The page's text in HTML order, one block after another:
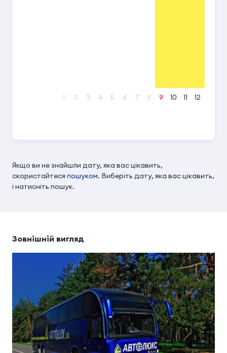
1 2 3 4 5 6 7 8 9 10 11 12
Якщо ви не знайшли дату, яка вас цікавить,
скористайтеся пошуком. Виберіть дату, яка вас цікавить,
і натисніть пошук.
Зовнішній вигляд